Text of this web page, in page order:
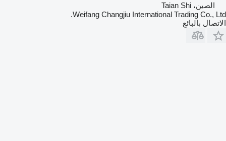
الصين، Taian Shi
Weifang Changjiu International Trading Co., Ltd.
الاتصال بالبائع